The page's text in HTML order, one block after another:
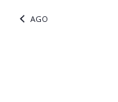
AGO